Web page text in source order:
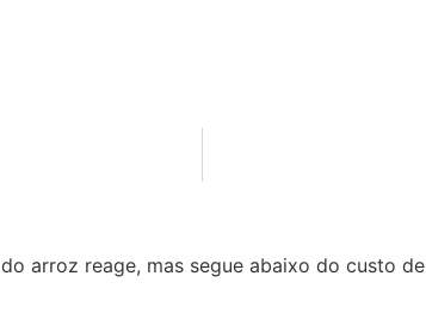
arroz reage, mas segue abaixo do custo de